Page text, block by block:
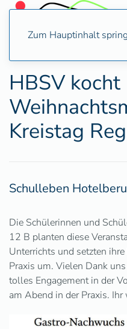
Zum Hauptinhalt
HBSV kocht
Kreistag
Schulleben
Die Schülerinnen und
12 B planten diese
Unterrichts und setzten
Praxis um. Vielen Dank
tolles Engagement in der
am Abend in der Praxis. Ihr